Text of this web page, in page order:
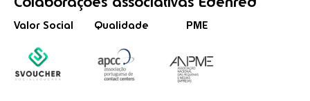
Valor Social Qualidade PME